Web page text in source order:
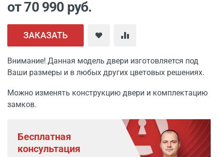
от 70 990 руб.
ЗАКАЗАТЬ
Внимание! Данная модель двери изготовляется под
Ваши размеры и в любых других цветовых решениях.
Можно изменять конструкцию двери и комплектацию
замков.
Бесплатная
консультация